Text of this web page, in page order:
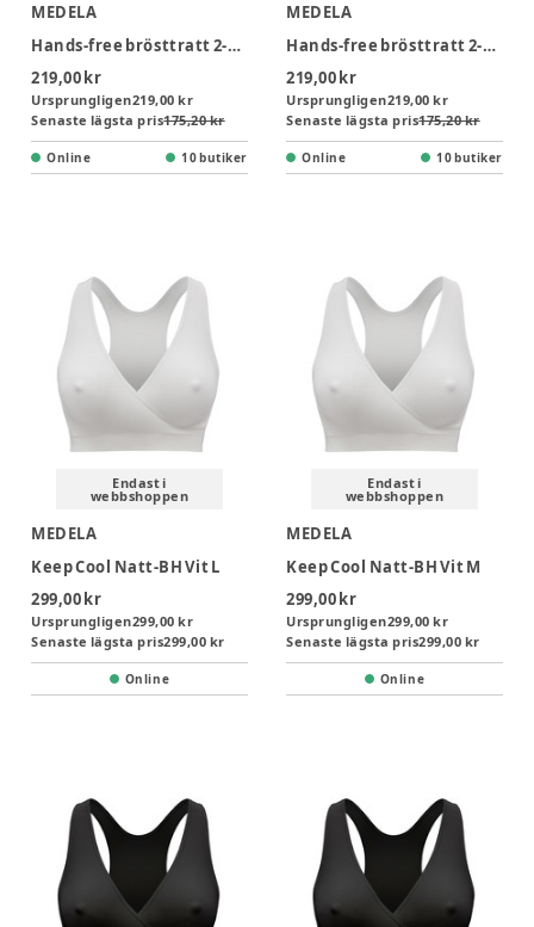
MEDELA
Hands-free brösttratt 2-pack
219,00 kr
Ursprungligen219,00 kr
Senaste lägsta pris175,20 kr
Online 10 butiker
MEDELA
Hands-free brösttratt 2-pack
219,00 kr
Ursprungligen219,00 kr
Senaste lägsta pris175,20 kr
Online 10 butiker
Endast i
webbshoppen
MEDELA
Keep Cool Natt-BH Vit L
299,00 kr
Ursprungligen299,00 kr
Senaste lägsta pris299,00 kr
Online
Endast i
webbshoppen
MEDELA
Keep Cool Natt-BH Vit M
299,00 kr
Ursprungligen299,00 kr
Senaste lägsta pris299,00 kr
Online